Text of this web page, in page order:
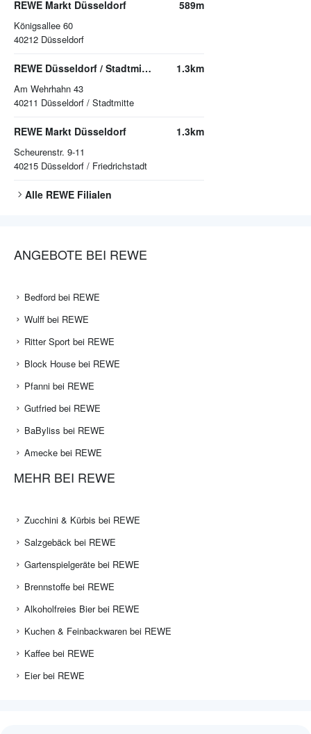
REWE Markt Düsseldorf
Königsallee 60
40212 Düsseldorf
589m
REWE Düsseldorf / Stadtmitte
Am Wehrhahn 43
40211 Düsseldorf / Stadtmitte
1.3km
REWE Markt Düsseldorf
Scheurenstr. 9-11
40215 Düsseldorf / Friedrichstadt
1.3km
Alle REWE Filialen
ANGEBOTE BEI REWE
Bedford bei REWE
Wulff bei REWE
Ritter Sport bei REWE
Block House bei REWE
Pfanni bei REWE
Gutfried bei REWE
BaByliss bei REWE
Amecke bei REWE
MEHR BEI REWE
Zucchini & Kürbis bei REWE
Salzgebäck bei REWE
Gartenspielgeräte bei REWE
Brennstoffe bei REWE
Alkoholfreies Bier bei REWE
Kuchen & Feinbackwaren bei REWE
Kaffee bei REWE
Eier bei REWE